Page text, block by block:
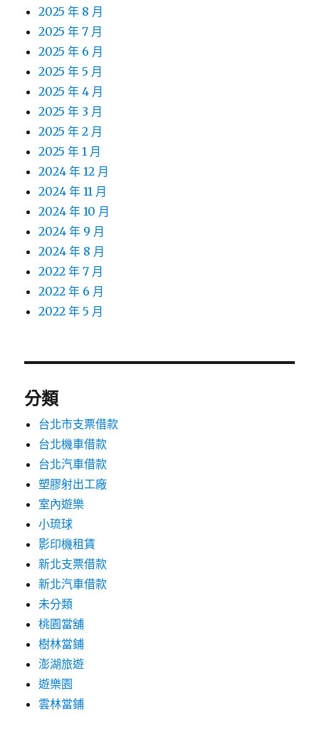
2025 年 8 月
2025 年 7 月
2025 年 6 月
2025 年 5 月
2025 年 4 月
2025 年 3 月
2025 年 2 月
2025 年 1 月
2024 年 12 月
2024 年 11 月
2024 年 10 月
2024 年 9 月
2024 年 8 月
2022 年 7 月
2022 年 6 月
2022 年 5 月
分類
台北市支票借款
台北機車借款
台北汽車借款
塑膠射出工廠
室內遊樂
小琉球
影印機租賃
新北支票借款
新北汽車借款
未分類
桃園當舖
樹林當鋪
澎湖旅遊
遊樂園
雲林當鋪